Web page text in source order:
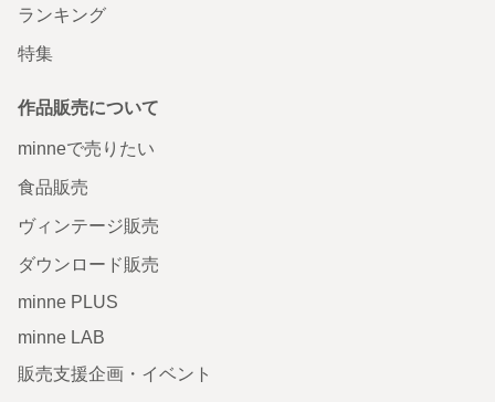
ランキング
特集
作品販売について
minneで売りたい
食品販売
ヴィンテージ販売
ダウンロード販売
minne PLUS
minne LAB
販売支援企画・イベント